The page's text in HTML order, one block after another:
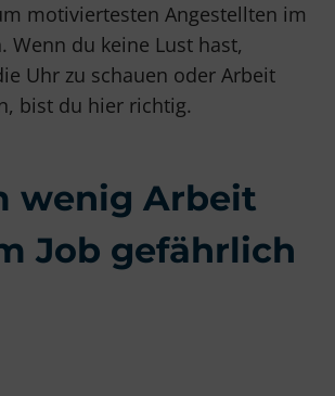
motiviertesten Angestellten im
Wenn du keine Lust hast,
Uhr zu schauen oder Arbeit
bist du hier richtig.
wenig Arbeit
Job gefährlich